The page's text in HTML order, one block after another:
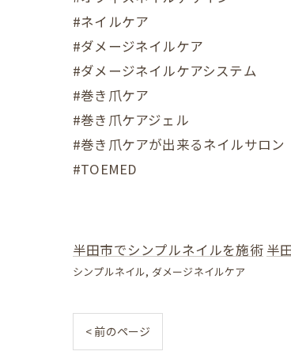
#ネイルケア
#ダメージネイルケア
#ダメージネイルケアシステム
#巻き爪ケア
#巻き爪ケアジェル
#巻き爪ケアが出来るネイルサロン
#TOEMED
半田市でシンプルネイルを施術 半
シンプルネイル ダメージネイルケア
< 前のページ